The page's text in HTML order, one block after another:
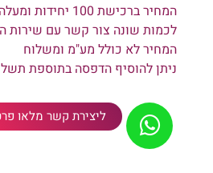
המחיר ברכישת 100 יחידות ומעלה
לכמות שונה צור קשר עם שירות
המחיר לא כולל מע"מ ומשלוח
ניתן להוסיף הדפסה בתוספת
ליצירת קשר מלאו